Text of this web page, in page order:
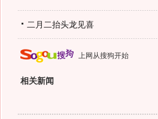
二月二抬头龙见喜
上网从搜狗开始
相关新闻